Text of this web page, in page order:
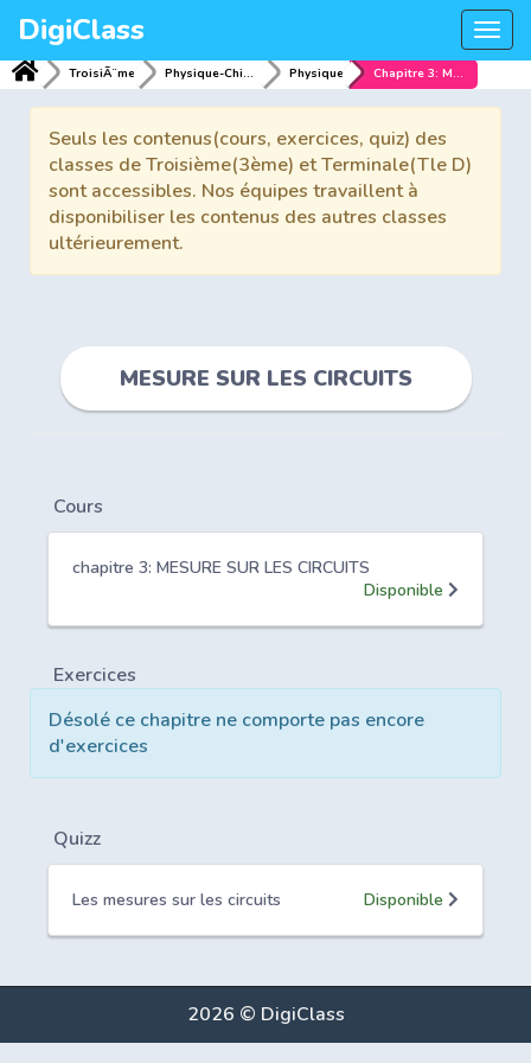
DigiClass
TroisiÃ¨me Physique-Chimie Physique Chapitre 3: MESURE SUR LES CIRCUITS
Seuls les contenus(cours, exercices, quiz) des
classes de Troisième(3ème) et Terminale(Tle D)
sont accessibles. Nos équipes travaillent à
disponibiliser les contenus des autres classes
ultérieurement.
MESURE SUR LES CIRCUITS
Cours
chapitre 3: MESURE SUR LES CIRCUITS
Disponible
Exercices
Désolé ce chapitre ne comporte pas encore
d'exercices
Quizz
Les mesures sur les circuits Disponible
2026 © DigiClass